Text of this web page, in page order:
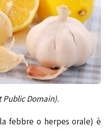
Public Domain).
febbre o herpes orale) è